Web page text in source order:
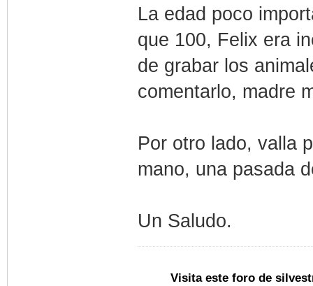
La edad poco
que 100, Felix era
de grabar los
comentarlo, madre
Por otro lado, valla
mano, una pasada
Un Saludo.
Visita este foro de